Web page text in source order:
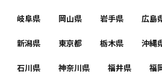
岐阜県 岡山県 岩手県 広島
新潟県 東京都 栃木県 沖縄
石川県 神奈川県 福井県 福